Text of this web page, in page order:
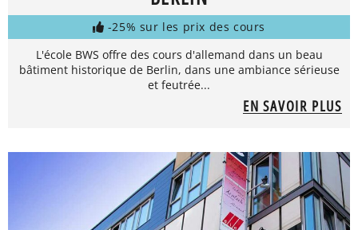
-25% sur les prix des cours
L'école BWS offre des cours d'allemand dans un beau
bâtiment historique de Berlin, dans une ambiance sérieuse
et feutrée...
EN SAVOIR PLUS